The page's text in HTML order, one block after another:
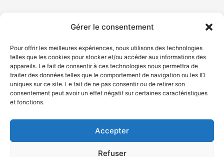
Gérer le consentement
Pour offrir les meilleures expériences, nous utilisons des technologies
telles que les cookies pour stocker et/ou accéder aux informations des
appareils. Le fait de consentir à ces technologies nous permettra de
traiter des données telles que le comportement de navigation ou les ID
uniques sur ce site. Le fait de ne pas consentir ou de retirer son
consentement peut avoir un effet négatif sur certaines caractéristiques
et fonctions.
Accepter
Refuser
© Gouvernement du Québec, 2026
Plan du site
Accessibilité
Accès à l'information
Déclaration de services